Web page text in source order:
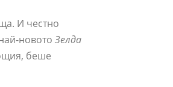
И честно
новото Зелда
беше